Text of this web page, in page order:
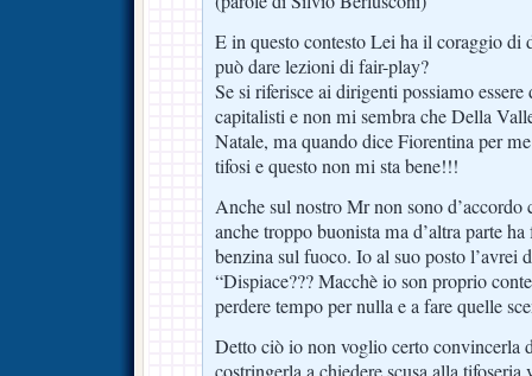
E in questo contesto Lei ha il coraggio di
può dare lezioni di fair-play?
Se si riferisce ai dirigenti possiamo essere
capitalisti e non mi sembra che Della
Natale, ma quando dice Fiorentina per
tifosi e questo non mi sta bene!!!
Anche sul nostro Mr non sono d’accordo
anche troppo buonista ma d’altra parte
benzina sul fuoco. Io al suo posto l’avrei
“Dispiace??? Macchè io son proprio
perdere tempo per nulla e a fare quelle
Detto ciò io non voglio certo convincerla